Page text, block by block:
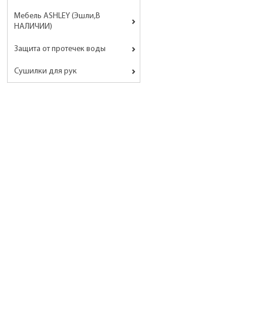
Мебель ASHLEY (Эшли,В
НАЛИЧИИ)
Защита от протечек воды
Сушилки для рук